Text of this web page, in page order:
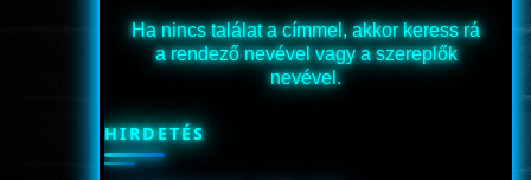
Ha nincs találat a címmel, akkor keress rá
a rendező nevével vagy a szereplők
nevével.
HIRDETÉS